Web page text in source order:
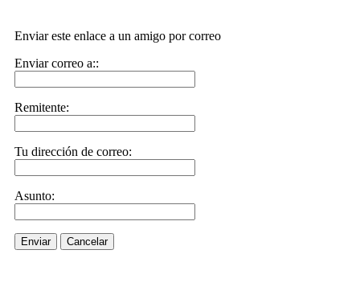
Enviar este enlace a un amigo por correo
Enviar correo a::
Remitente:
Tu dirección de correo:
Asunto:
Enviar Cancelar